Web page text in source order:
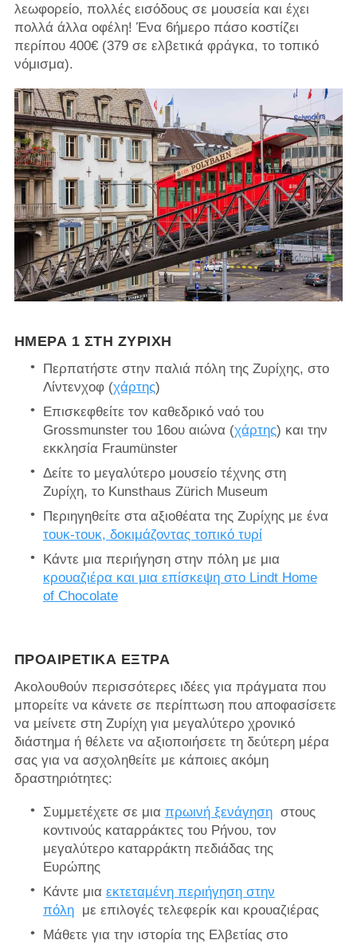
λεωφορείο, πολλές εισόδους σε μουσεία και έχει
πολλά άλλα οφέλη! Ένα 6ήμερο πάσο κοστίζει
περίπου 400€ (379 σε ελβετικά φράγκα, το τοπικό
νόμισμα).
ΗΜΈΡΑ 1 ΣΤΗ ΖΥΡΊΧΗ
Περπατήστε στην παλιά πόλη της Ζυρίχης, στο
Λίντενχοφ (χάρτης)
Επισκεφθείτε τον καθεδρικό ναό του
Grossmunster του 16ου αιώνα (χάρτης) και την
εκκλησία Fraumünster
Δείτε το μεγαλύτερο μουσείο τέχνης στη
Ζυρίχη, το Kunsthaus Zürich Museum
Περιηγηθείτε στα αξιοθέατα της Ζυρίχης με ένα
τουκ-τουκ, δοκιμάζοντας τοπικό τυρί
Κάντε μια περιήγηση στην πόλη με μια
κρουαζιέρα και μια επίσκεψη στο Lindt Home
of Chocolate
ΠΡΟΑΙΡΕΤΙΚΆ ΈΞΤΡΑ
Ακολουθούν περισσότερες ιδέες για πράγματα που
μπορείτε να κάνετε σε περίπτωση που αποφασίσετε
να μείνετε στη Ζυρίχη για μεγαλύτερο χρονικό
διάστημα ή θέλετε να αξιοποιήσετε τη δεύτερη μέρα
σας για να ασχοληθείτε με κάποιες ακόμη
δραστηριότητες:
Συμμετέχετε σε μια πρωινή ξενάγησηστους
κοντινούς καταρράκτες του Ρήνου, τον
μεγαλύτερο καταρράκτη πεδιάδας της
Ευρώπης
Κάντε μια εκτεταμένη περιήγηση στην
πόλημε επιλογές τελεφερίκ και κρουαζιέρας
Μάθετε για την ιστορία της Ελβετίας στο